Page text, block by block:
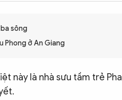
sông
Phong ở An Giang
này là nhà sưu tầm trẻ